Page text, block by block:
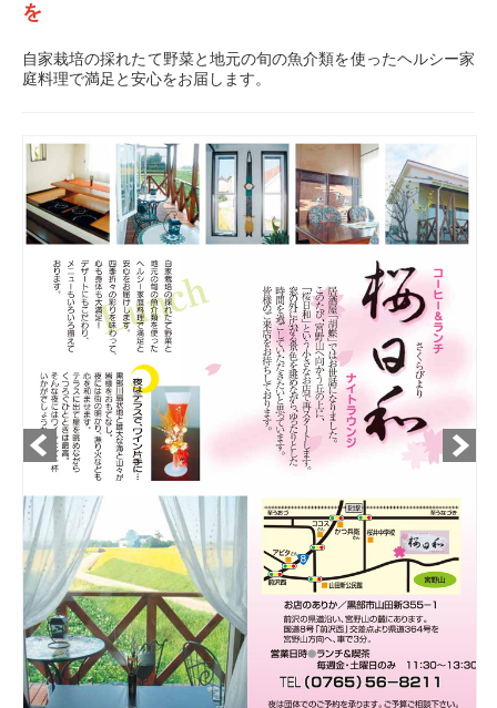
を
自家栽培の採れたて野菜と地元の旬の魚介類を使ったヘルシー家
庭料理で満足と安心をお届します。